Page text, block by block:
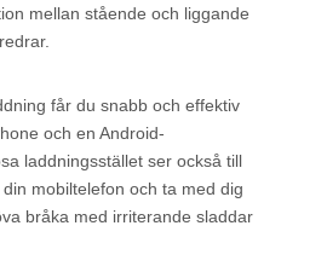
mellan stående och liggande
får du snabb och effektiv
och en Android-
laddningsstället ser också till
mobiltelefon och ta med dig
bråka med irriterande sladdar